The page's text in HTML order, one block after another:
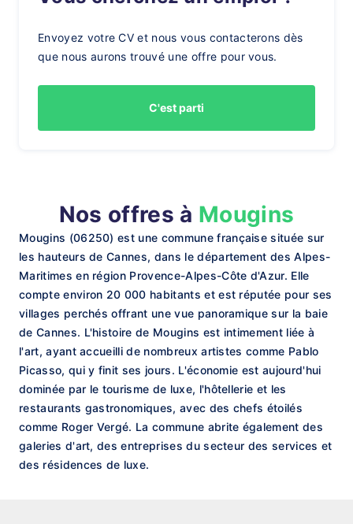
Envoyez votre CV et nous vous contacterons dès
que nous aurons trouvé une offre pour vous.
C'est parti
Nos offres à Mougins
Mougins (06250) est une commune française située sur
les hauteurs de Cannes, dans le département des Alpes-
Maritimes en région Provence-Alpes-Côte d'Azur. Elle
compte environ 20 000 habitants et est réputée pour ses
villages perchés offrant une vue panoramique sur la baie
de Cannes. L'histoire de Mougins est intimement liée à
l'art, ayant accueilli de nombreux artistes comme Pablo
Picasso, qui y finit ses jours. L'économie est aujourd'hui
dominée par le tourisme de luxe, l'hôtellerie et les
restaurants gastronomiques, avec des chefs étoilés
comme Roger Vergé. La commune abrite également des
galeries d'art, des entreprises du secteur des services et
des résidences de luxe.